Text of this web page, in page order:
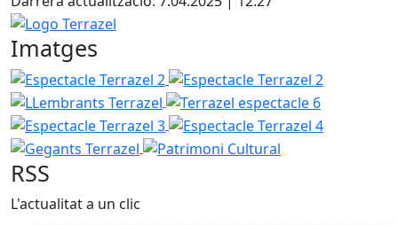
Logo Terrazel
Imatges
Espectacle Terrazel 2 Espectacle Terrazel 2
Terrazel espectacle 6
Espectacle
Espectacle Terrazel 4
Gegants
Patrimoni Cultural
RSS
L'actualitat a un clic